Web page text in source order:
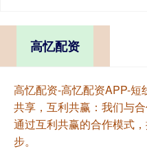
高忆配资
高忆配资-高忆配资APP-
共享，互利共赢：我们与
通过互利共赢的合作模式
步。